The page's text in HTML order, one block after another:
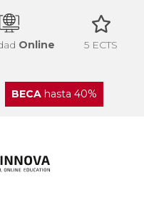
Online 5 ECTS
BECAhasta 40%